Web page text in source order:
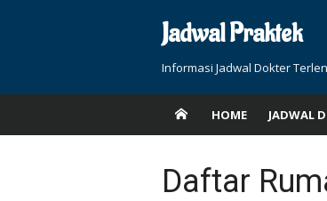
Jadwal Praktek
Informasi Jadwal Dokter
HOME JADWAL
Daftar